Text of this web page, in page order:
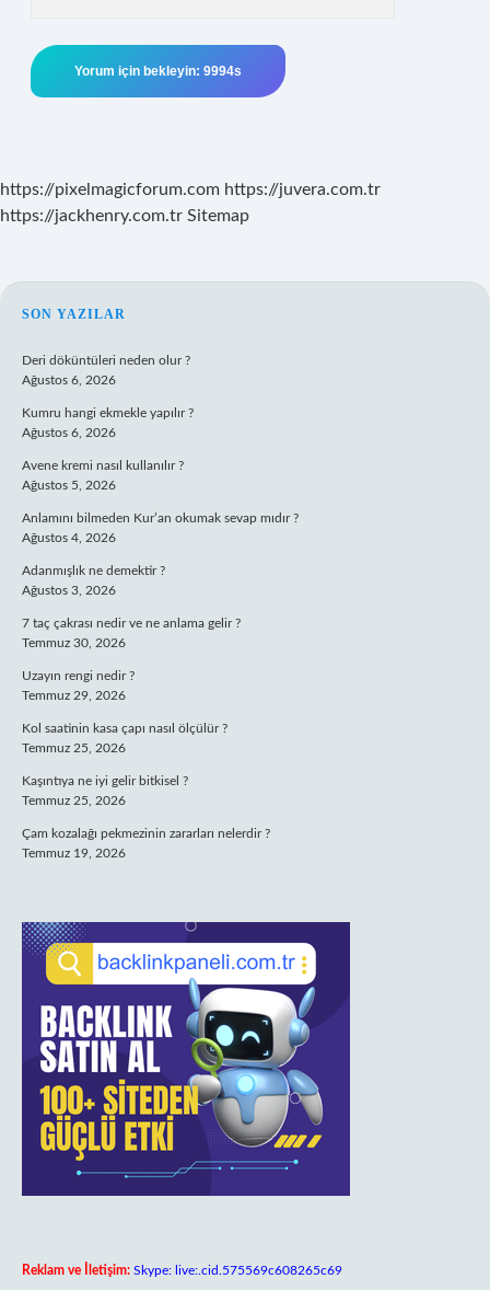
https://pixelmagicforum.com https://juvera.com.tr
https://jackhenry.com.tr Sitemap
SIDEBAR
SON YAZILAR
Deri döküntüleri neden olur ?
Ağustos 6, 2026
Kumru hangi ekmekle yapılır ?
Ağustos 6, 2026
Avene kremi nasıl kullanılır ?
Ağustos 5, 2026
Anlamını bilmeden Kur’an okumak sevap mıdır ?
Ağustos 4, 2026
Adanmışlık ne demektir ?
Ağustos 3, 2026
7 taç çakrası nedir ve ne anlama gelir ?
Temmuz 30, 2026
Uzayın rengi nedir ?
Temmuz 29, 2026
Kol saatinin kasa çapı nasıl ölçülür ?
Temmuz 25, 2026
Kaşıntıya ne iyi gelir bitkisel ?
Temmuz 25, 2026
Çam kozalağı pekmezinin zararları nelerdir ?
Temmuz 19, 2026
Reklam ve İletişim: Skype: live:.cid.575569c608265c69